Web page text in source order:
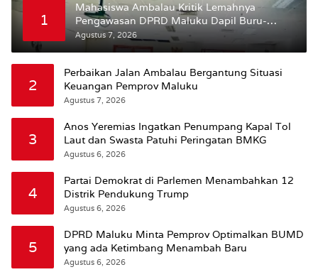
1
Mahasiswa Ambalau Kritik Lemahnya
Pengawasan DPRD Maluku Dapil Buru-
Bursel Terhadap Proses Perubahan Status
Jalan
Agustus 7, 2026
2
Perbaikan Jalan Ambalau Bergantung Situasi
Keuangan Pemprov Maluku
Agustus 7, 2026
3
Anos Yeremias Ingatkan Penumpang Kapal Tol
Laut dan Swasta Patuhi Peringatan BMKG
Agustus 6, 2026
4
Partai Demokrat di Parlemen Menambahkan 12
Distrik Pendukung Trump
Agustus 6, 2026
5
DPRD Maluku Minta Pemprov Optimalkan BUMD
yang ada Ketimbang Menambah Baru
Agustus 6, 2026